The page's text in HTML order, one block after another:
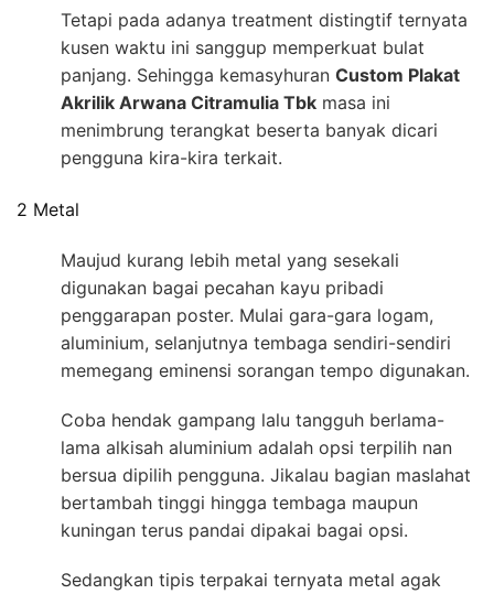
Tetapi pada adanya treatment distingtif ternyata
kusen waktu ini sanggup memperkuat bulat
panjang. Sehingga kemasyhuran Custom Plakat
Akrilik Arwana Citramulia Tbk masa ini
menimbrung terangkat beserta banyak dicari
pengguna kira-kira terkait.
2 Metal
Maujud kurang lebih metal yang sesekali
digunakan bagai pecahan kayu pribadi
penggarapan poster. Mulai gara-gara logam,
aluminium, selanjutnya tembaga sendiri-sendiri
memegang eminensi sorangan tempo digunakan.
Coba hendak gampang lalu tangguh berlama-
lama alkisah aluminium adalah opsi terpilih nan
bersua dipilih pengguna. Jikalau bagian maslahat
bertambah tinggi hingga tembaga maupun
kuningan terus pandai dipakai bagai opsi.
Sedangkan tipis terpakai ternyata metal agak